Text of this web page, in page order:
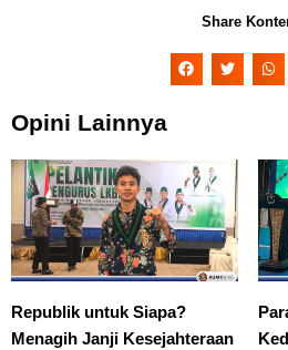
Share
Opini Lainnya
Republik untuk Siapa?
Menagih Janji Kesejahteraan